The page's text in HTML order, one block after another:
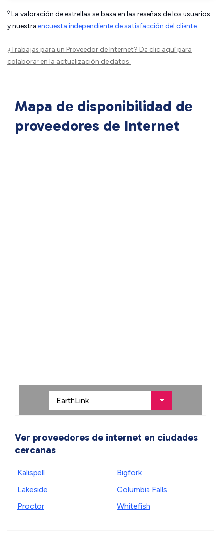
◊ La valoración de estrellas se basa en las reseñas de los usuarios
y nuestra encuesta independiente de satisfacción del cliente.
¿Trabajas para un Proveedor de Internet? Da clic aquípara
colaborar en la actualización de datos.
Mapa de disponibilidad de
proveedores de Internet
Ver proveedores de internet en ciudades
cercanas
Kalispell
Lakeside
Proctor
Bigfork
Columbia Falls
Whitefish